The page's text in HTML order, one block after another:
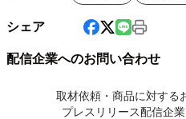
シェア
配信企業へのお問い合わせ
取材依頼・商品に対する
プレスリリース配信企